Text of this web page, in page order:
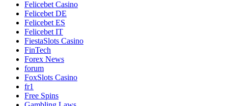
Felicebet Casino
Felicebet DE
Felicebet ES
Felicebet IT
FiestaSlots Casino
FinTech
Forex News
forum
FoxSlots Casino
fr1
Free Spins